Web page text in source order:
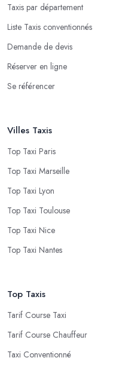
Taxis par département
Liste Taxis conventionnés
Demande de devis
Réserver en ligne
Se référencer
Villes Taxis
Top Taxi Paris
Top Taxi Marseille
Top Taxi Lyon
Top Taxi Toulouse
Top Taxi Nice
Top Taxi Nantes
Top Taxis
Tarif Course Taxi
Tarif Course Chauffeur
Taxi Conventionné